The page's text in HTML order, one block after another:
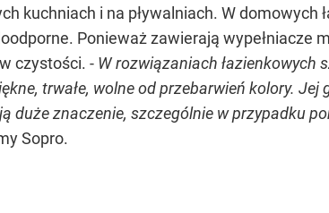
kuchniach i na pływalniach. W domowych
Ponieważ zawierają wypełniacze
czystości. - W rozwiązaniach łazienkowych
trwałe, wolne od przebarwień kolory.
duże znaczenie, szczególnie w przypadku
Sopro.